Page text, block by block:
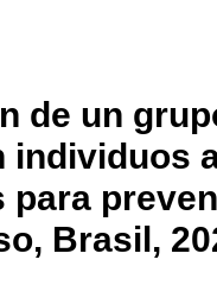
de un
individuos
para
Brasil,